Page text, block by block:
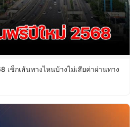
เช็กเส้นทางไหนบ้างไม่เสียค่าผ่านทาง